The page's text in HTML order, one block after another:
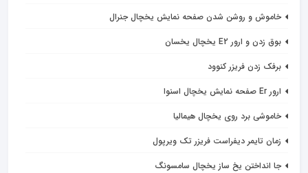
خاموش و روشن شدن صفحه نمایش یخچال جنرال
بوق زدن و ارور E2 یخچال یخسان
برفک زدن فریزر کنوود
ارور Er صفحه نمایش یخچال اسنوا
خاموشی برد روی یخچال هيماليا
زمان تایمر دیفراست فریزر تک ویرپول
جا انداختن یخ ساز یخچال سامسونگ